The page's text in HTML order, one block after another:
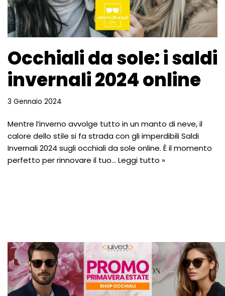
Occhiali da sole: i saldi
invernali 2024 online
3 Gennaio 2024
Mentre l’inverno avvolge tutto in un manto di neve, il
calore dello stile si fa strada con gli imperdibili Saldi
Invernali 2024 sugli occhiali da sole online. È il momento
perfetto per rinnovare il tuo… Leggi tutto »